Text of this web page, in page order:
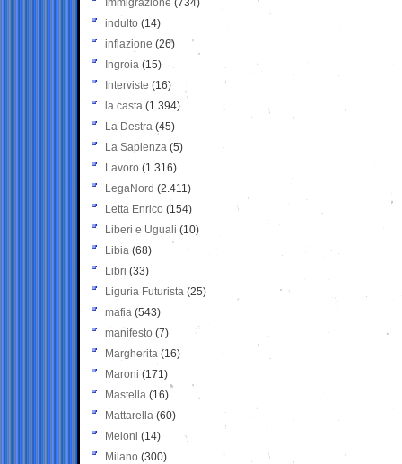
Immigrazione (734)
indulto (14)
inflazione (26)
Ingroia (15)
Interviste (16)
la casta (1.394)
La Destra (45)
La Sapienza (5)
Lavoro (1.316)
LegaNord (2.411)
Letta Enrico (154)
Liberi e Uguali (10)
Libia (68)
Libri (33)
Liguria Futurista (25)
mafia (543)
manifesto (7)
Margherita (16)
Maroni (171)
Mastella (16)
Mattarella (60)
Meloni (14)
Milano (300)